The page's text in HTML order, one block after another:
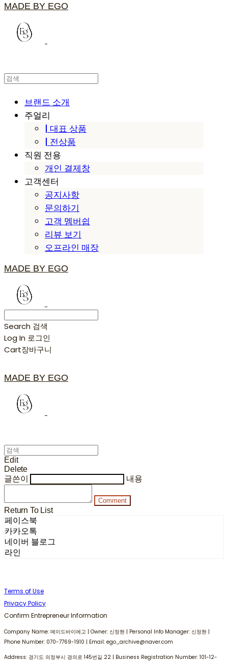
MADE BY EGO
브랜드 소개
주얼리
| 대표 상품
| 전상품
직원 전용
개인 결제창
고객센터
공지사항
문의하기
고객 멤버쉽
리뷰 보기
오프라인 매장
MADE BY EGO
Search 검색
Log In 로그인
Cart장바구니
MADE BY EGO
Edit
Delete
글쓴이
내용
Comment
Return To List
페이스북
카카오톡
네이버 블로그
라인
Terms of Use
Privacy Policy
Confirm Entrepreneur Information
Company Name: 메이드바이에고 | Owner: 신정현 | Personal Info Manager: 신정현 |
Phone Number: 070-7769-1910 | Email: ego_archive@naver.com
Address: 경기도 의정부시 경의로 145번길 22 | Business Registration Number: 101-12-